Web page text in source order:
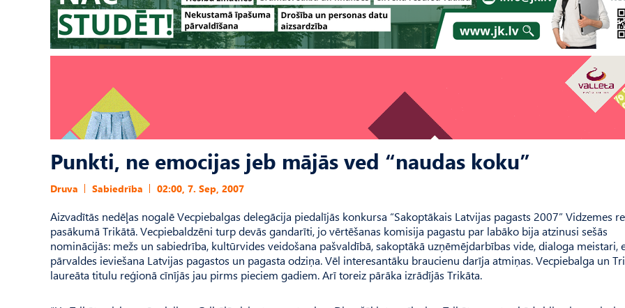
Punkti, ne emocijas jeb mājās ved “naudas koku”
Druva Sabiedrība 02:00, 7. Sep, 2007
Aizvadītās nedēļas nogalē Vecpiebalgas delegācija piedalījās konkursa “Sakoptākais Latvijas pagasts 2007” Vidzemes
pasākumā Trikātā. Vecpiebaldzēni turp devās gandarīti, jo vērtēšanas komisija pagastu par labāko bija atzinusi sešās
nominācijās: mežs un sabiedrība, kultūrvides veidošana pašvaldībā, sakoptākā uzņēmējdarbības vide, dialoga meistari,
pārvaldes ieviešana Latvijas pagastos un pagasta odziņa. Vēl interesantāku braucienu darīja atmiņas. Vecpiebalga un
laureāta titulu reģionā cīnījās jau pirms pieciem gadiem. Arī toreiz pārāka izrādījās Trikāta.